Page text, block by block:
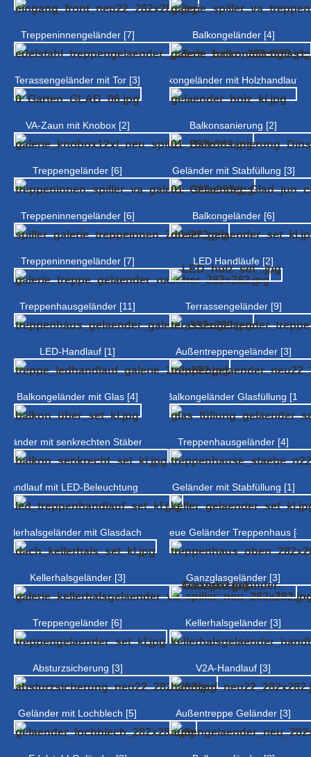
Treppeninnengeländer [7] Balkongeländer [4]
Terassengeländer mit Tor [3] Balkongeländer mit Holzhandlauf
VA-Zaun mit Knobox [2] Balkonsanierung [2]
Treppengeländer [6] Geländer mit Stabfüllung [3]
Treppeninnengeländer [6] Balkongeländer [6]
Treppeninnengeländer [7] LED Handläufe [2]
Treppenhausgeländer [11] Terrassengeländer [9]
LED-Handlauf [1] Außentreppengeländer [3]
Balkongeländer mit Glas [4] Balkongeländer Glasfüllung [1]
mit senkrechten Stäben [2] Treppenhausgeländer [4]
Handlauf mit LED-Beleuchtung [4] Geländer mit Stabfüllung [1]
Kellerhalsgeländer mit Glasdach [2] Neue Geländer Treppenhaus [4]
Kellerhalsgeländer [3] Ganzglasgeländer [3]
Treppengeländer [6] Kellerhalsgeländer [3]
Absturzsicherung [3] V2A-Handlauf [3]
Geländer mit Lochblech [5] Außentreppe Geländer [3]